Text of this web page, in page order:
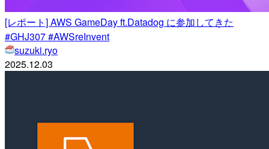
[レポート] AWS GameDay ft.Datadog に参加してきた
#GHJ307 #AWSreInvent
suzuki.ryo
2025.12.03